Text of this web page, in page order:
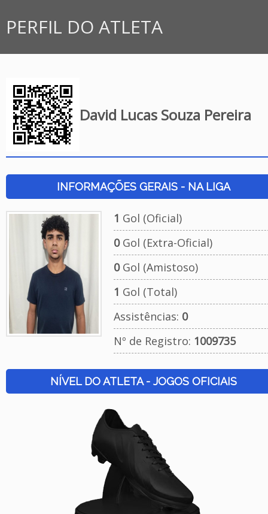
PERFIL DO ATLETA
David Lucas Souza Pereira
INFORMAÇÕES GERAIS - NA LIGA
1 Gol (Oficial)
0Gol (Extra-Oficial)
0Gol (Amistoso)
1 Gol (Total)
Assistências: 0
Nº de Registro: 1009735
NÍVEL DO ATLETA - JOGOS OFICIAIS